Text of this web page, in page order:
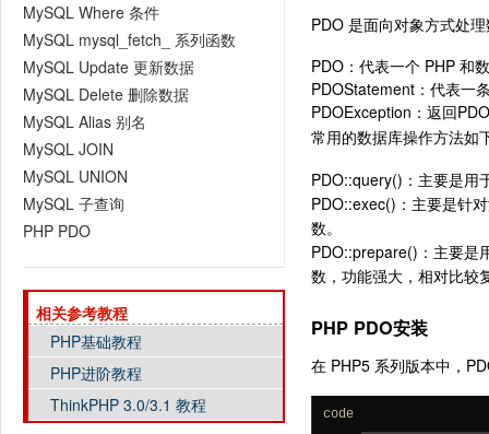
MySQL Where 条件
MySQL mysql_fetch_ 系列函数
MySQL Update 更新数据
MySQL Delete 删除数据
MySQL Alias 别名
MySQL JOIN
MySQL UNION
MySQL 子查询
PHP PDO
相关参考教程
PHP基础教程
PHP进阶教程
ThinkPHP 3.0/3.1 教程
PDO 是面向对象方式处
PDO：代表一个 PHP 和
PDOStatement：代表一
PDOException：返回
常用的数据库操作方法如
PDO::query()：主要是用
PDO::exec()：主要是针
数。
PDO::prepare()：主要是
数，功能强大，相对比较
PHP PDO安装
在 PHP5 系列版本中，
code